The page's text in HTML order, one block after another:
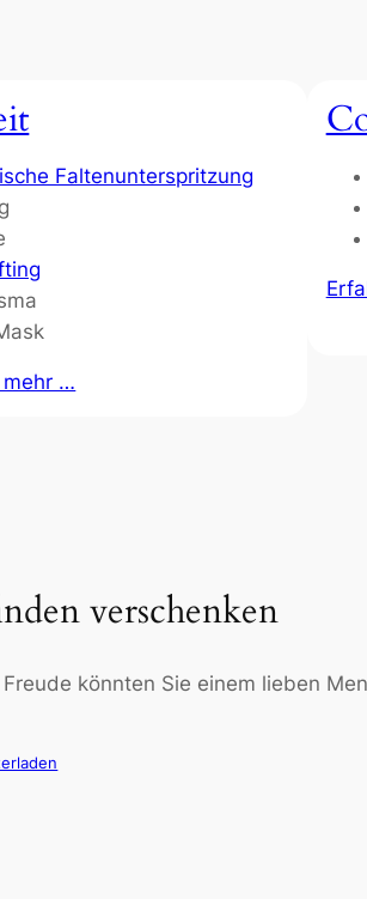
Faltenunterspritzung
mehr …
verschenken
könnten Sie einem lieben